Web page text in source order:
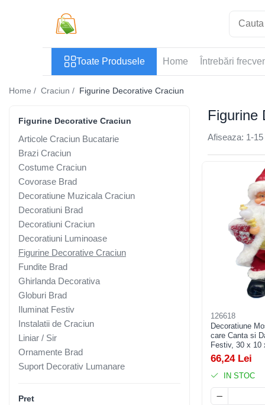
Casa si Bricolaj
Articole pentru Animale
Articole pentru baie
Articole pentru Bucatarie
Accesorii Bucătărie
Dozatoare Condimente
Forme cuburi de gheata
Genti Termoizolante Mancare
Organizatoare si Depozitare
Bucatarie
Organizatoare si Depozitare
Bucatarie
Pahare, Sticle si Cani
Ustensile pentru Bucătărie
Ustensile pentru Bucătărie
Veselă pentru Masă
Accesorii Ingrijire Casa
Cutii depozitare
Incalzire si climatizare
Toate Produsele Home Întrebări
Home / Craciun / Figurine Decorative Craciun
Figurine
Figurine Decorative Craciun
Articole Craciun Bucatarie
Brazi Craciun
Costume Craciun
Covorase Brad
Decoratiune Muzicala Craciun
Decoratiuni Brad
Decoratiuni Craciun
Decoratiuni Luminoase
Figurine Decorative Craciun
Fundite Brad
Ghirlanda Decorativa
Globuri Brad
Iluminat Festiv
Instalatii de Craciun
Liniar / Sir
Ornamente Brad
Suport Decorativ Lumanare
Pret
Afiseaza: 1-15
126618
Decoratiune
care Canta si
Festiv, 30 x 10
66,24 Lei
IN STOC